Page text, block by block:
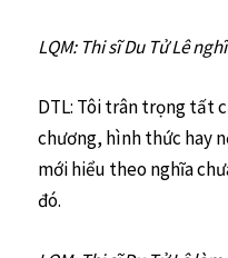
LQM: Thi sĩ Du Tử Lê
DTL: Tôi trân trọng tất
chương, hình thức hay
mới hiểu theo nghĩa
đó.